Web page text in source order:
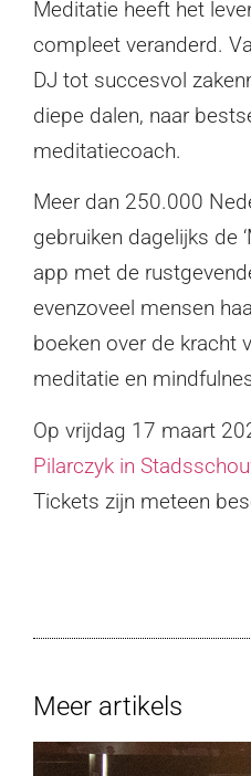
Meditatie heeft het
compleet veranderd.
DJ tot succesvol
diepe dalen, naar
meditatiecoach.
Meer dan 250.000
gebruiken dagelijks de
app met de
evenzoveel mensen
boeken over de kracht
meditatie en
Op vrijdag 17 maart
Pilarczyk in
Tickets zijn meteen
Meer artikels